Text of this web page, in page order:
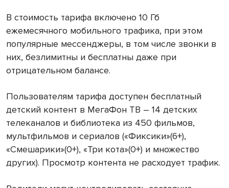
В стоимость тарифа включено 10 Гб
ежемесячного мобильного трафика, при этом
популярные мессенджеры, в том числе звонки в
них, безлимитны и бесплатны даже при
отрицательном балансе.
Пользователям тарифа доступен бесплатный
детский контент в МегаФон ТВ – 14 детских
телеканалов и библиотека из 450 фильмов,
мультфильмов и сериалов («Фиксики»(6+),
«Смешарики»(0+), «Три кота»(0+) и множество
других). Просмотр контента не расходует трафик.